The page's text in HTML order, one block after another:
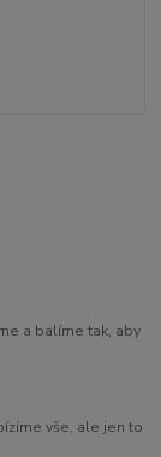
a balíme tak, aby
vše, ale jen to